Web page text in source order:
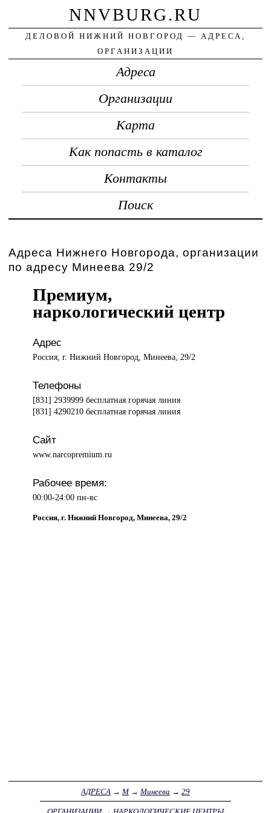
NNVBURG.RU
ДЕЛОВОЙ НИЖНИЙ НОВГОРОД — АДРЕСА,
ОРГАНИЗАЦИИ
Адреса
Организации
Карта
Как попасть в каталог
Контакты
Поиск
Адреса Нижнего Новгорода, организации
по адресу Минеева 29/2
Премиум,
наркологический центр
Адрес
Россия, г. Нижний Новгород, Минеева, 29/2
Телефоны
[831] 2939999 бесплатная горячая линия
[831] 4290210 бесплатная горячая линия
Сайт
www.narcopremium.ru
Рабочее время:
00:00-24:00 пн-вс
Россия, г. Нижний Новгород, Минеева, 29/2
АДРЕСА → М→ Минеева → 29